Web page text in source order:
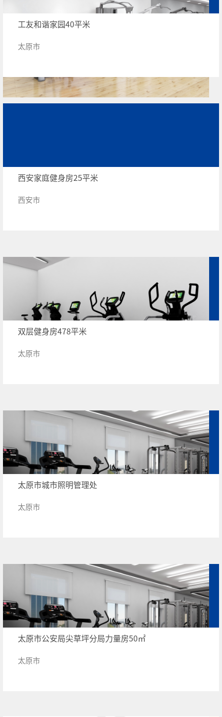
工友和谐家园40平米
太原市
西安家庭健身房25平米
西安市
双层健身房478平米
太原市
太原市城市照明管理处
太原市
太原市公安局尖草坪分局力量房50㎡
太原市